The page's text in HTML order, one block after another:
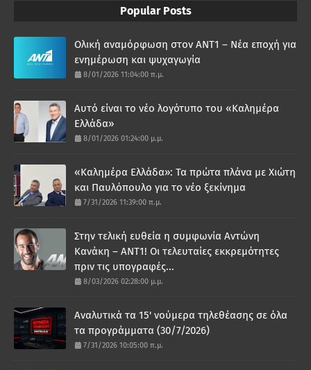
Popular Posts
Ολική αναμόρφωση στον ΑΝΤ1 – Νέα εποχή για
ενημέρωση και ψυχαγωγία
8/01/2026 11:04:00 π.μ.
Αυτό είναι το νέο λογότυπο του «Καλημέρα
Ελλάδα»
8/01/2026 01:24:00 μ.μ.
«Καλημέρα Ελλάδα»: Τα πρώτα πλάνα με Χιώτη
και Παυλόπουλο για το νέο ξεκίνημα
7/31/2026 11:39:00 π.μ.
Στην τελική ευθεία η συμφωνία Αντώνη
Κανάκη – ΑΝΤ1! Οι τελευταίες εκκρεμότητες
πριν τις υπογραφές...
8/03/2026 02:28:00 μ.μ.
Αναλυτικά τα 15' νούμερα τηλεθέασης σε όλα
τα προγράμματα (30/7/2026)
7/31/2026 10:05:00 π.μ.